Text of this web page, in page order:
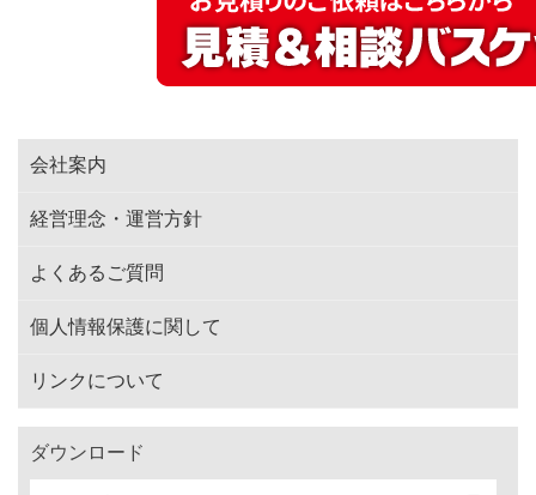
会社案内
経営理念・運営方針
よくあるご質問
個人情報保護に関して
リンクについて
ダウンロード